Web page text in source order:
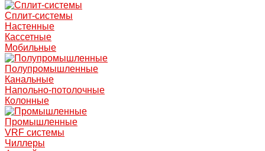
Сплит-системы
Настенные
Кассетные
Мобильные
Полупромышленные
Канальные
Напольно-потолочные
Колонные
Промышленные
VRF системы
Чиллеры